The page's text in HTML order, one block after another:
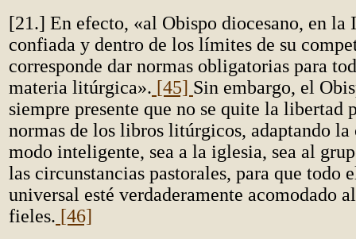
[21.] En efecto, «al Obispo diocesano, en la
confiada y dentro de los límites de su
corresponde dar normas obligatorias para
materia litúrgica». [45] Sin embargo, el
siempre presente que no se quite la libertad
normas de los libros litúrgicos, adaptando la
modo inteligente, sea a la iglesia, sea al
las circunstancias pastorales, para que todo
universal esté verdaderamente acomodado
fieles. [46]